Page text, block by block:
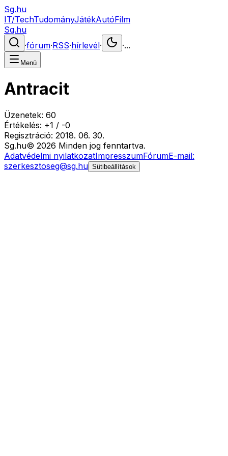
Sg.hu
IT/TechTudományJátékAutóFilm
Sg.hu
·fórum·RSS·hírlevél· ·...
Menü
Antracit
Üzenetek: 60
Értékelés: +1 / -0
Regisztráció: 2018. 06. 30.
Sg.hu© 2026 Minden jog fenntartva.
Adatvédelmi nyilatkozatImpresszumFórumE-mail:
szerkesztoseg@sg.hu Sütibeállítások